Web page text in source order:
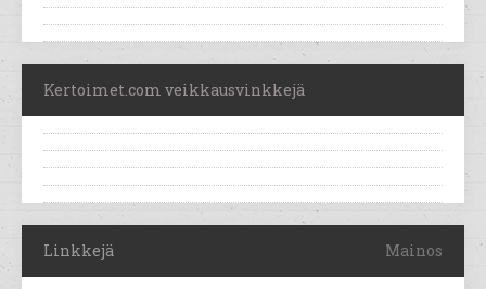
Kertoimet.com veikkausvinkkejä
Linkkejä Mainos